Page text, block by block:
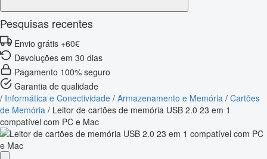
Pesquisas recentes
Envio grátis +60€
Devoluções em 30 dias
Pagamento 100% seguro
Garantia de qualidade
/ Informática e Conectividade / Armazenamento e Memória / Cartões
de Memória / Leitor de cartões de memória USB 2.0 23 em 1
compatível com PC e Mac